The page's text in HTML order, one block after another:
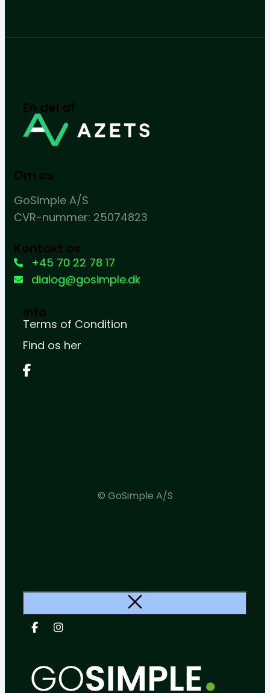
En del af
Om os
GoSimple A/S
CVR-nummer: 25074823
Kontakt os
+45 70 22 78 17
dialog@gosimple.dk
Info
Terms of Condition
Find os her
© GoSimple A/S